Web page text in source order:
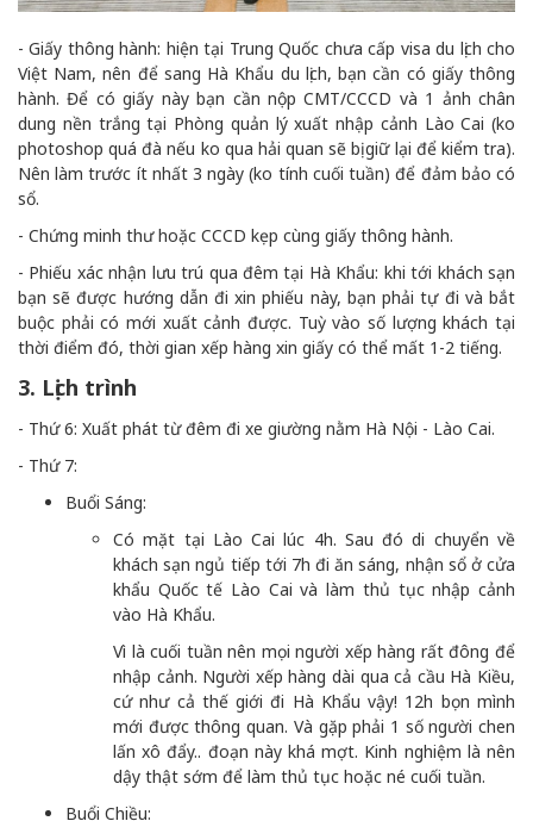
- Giấy thông hành: hiện tại Trung Quốc chưa cấp visa du lịch cho
Việt Nam, nên để sang Hà Khẩu du lịch, bạn cần có giấy thông
hành. Để có giấy này bạn cần nộp CMT/CCCD và 1 ảnh chân
dung nền trắng tại Phòng quản lý xuất nhập cảnh Lào Cai (ko
photoshop quá đà nếu ko qua hải quan sẽ bị giữ lại để kiểm tra).
Nên làm trước ít nhất 3 ngày (ko tính cuối tuần) để đảm bảo có
sổ.
- Chứng minh thư hoặc CCCD kẹp cùng giấy thông hành.
- Phiếu xác nhận lưu trú qua đêm tại Hà Khẩu: khi tới khách sạn
bạn sẽ được hướng dẫn đi xin phiếu này, bạn phải tự đi và bắt
buộc phải có mới xuất cảnh được. Tuỳ vào số lượng khách tại
thời điểm đó, thời gian xếp hàng xin giấy có thể mất 1-2 tiếng.
3. Lịch trình
- Thứ 6: Xuất phát từ đêm đi xe giường nằm Hà Nội - Lào Cai.
- Thứ 7:
Buổi Sáng:
Có mặt tại Lào Cai lúc 4h. Sau đó di chuyển về
khách sạn ngủ tiếp tới 7h đi ăn sáng, nhận sổ ở cửa
khẩu Quốc tế Lào Cai và làm thủ tục nhập cảnh
vào Hà Khẩu.
Vì là cuối tuần nên mọi người xếp hàng rất đông để
nhập cảnh. Người xếp hàng dài qua cả cầu Hà Kiều,
cứ như cả thế giới đi Hà Khẩu vậy! 12h bọn mình
mới được thông quan. Và gặp phải 1 số người chen
lấn xô đẩy.. đoạn này khá mợt. Kinh nghiệm là nên
dậy thật sớm để làm thủ tục hoặc né cuối tuần.
Buổi Chiều: